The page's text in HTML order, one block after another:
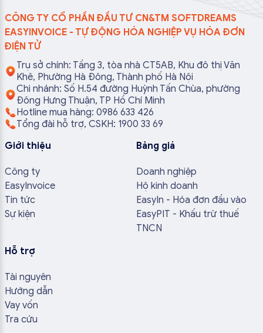
CÔNG TY CỔ PHẦN ĐẦU TƯ CN&TM SOFTDREAMS
EASYINVOICE - TỰ ĐỘNG HÓA NGHIỆP VỤ HÓA ĐƠN
ĐIỆN TỬ
Trụ sở chính: Tầng 3, tòa nhà CT5AB, Khu đô thị Văn
Khê, Phường Hà Đông, Thành phố Hà Nội
Chi nhánh: Số H.54 đường Huỳnh Tấn Chùa, phường
Đông Hưng Thuận, TP Hồ Chí Minh
Hotline mua hàng: 0986 633 426
Tổng đài hỗ trợ, CSKH: 1900 33 69
Giới thiệu
Công ty
EasyInvoice
Tin tức
Sự kiện
Bảng giá
Doanh nghiệp
Hộ kinh doanh
EasyIn - Hóa đơn đầu vào
EasyPIT - Khấu trừ thuế
TNCN
Hỗ trợ
Tài nguyên
Hướng dẫn
Vay vốn
Tra cứu